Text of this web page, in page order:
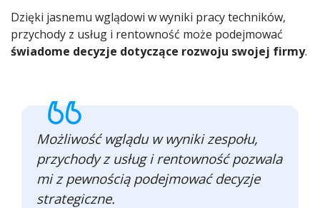
Dzięki jasnemu wglądowi w wyniki pracy techników,
przychody z usług i rentowność może podejmować
świadome decyzje dotyczące rozwoju swojej firmy.
Możliwość wglądu w wyniki zespołu,
przychody z usług i rentowność pozwala
mi z pewnością podejmować decyzje
strategiczne.